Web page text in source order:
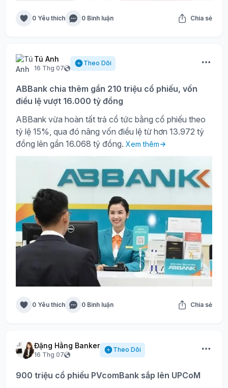
0 Yêu thích 0 Bình luận Chia sẻ
Tú Anh
16 Thg 07
Theo Dõi
ABBank chia thêm gần 210 triệu cổ phiếu, vốn
điều lệ vượt 16.000 tỷ đồng
ABBank vừa hoàn tất trả cổ tức bằng cổ phiếu theo
tỷ lệ 15%, qua đó nâng vốn điều lệ từ hơn 13.972 tỷ
đồng lên gần 16.068 tỷ đồng. Xem thêm
0 Yêu thích 0 Bình luận Chia sẻ
Đặng Hằng Banker
16 Thg 07
Theo Dõi
900 triệu cổ phiếu PVcomBank sắp lên UPCoM